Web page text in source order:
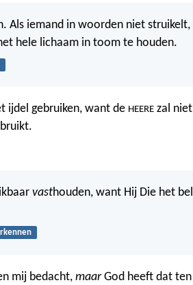
Als iemand in woorden niet struikelt,
hele lichaam in toom te houden.
ijdel gebruiken, want de HEERE zal
vasthouden, want Hij Die het
mij bedacht, maarGod heeft dat ten